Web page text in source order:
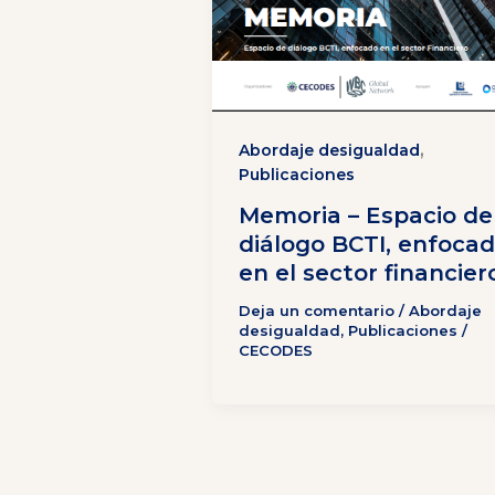
Abordaje desigualdad,
Publicaciones
Memoria – Espacio de
diálogo BCTI,
en el sector
Deja un comentario /Abordaje
desigualdad, Publicaciones /
CECODES